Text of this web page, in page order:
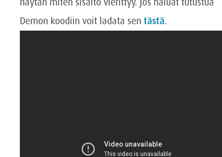
Demon koodiin voit ladata sen tästä.